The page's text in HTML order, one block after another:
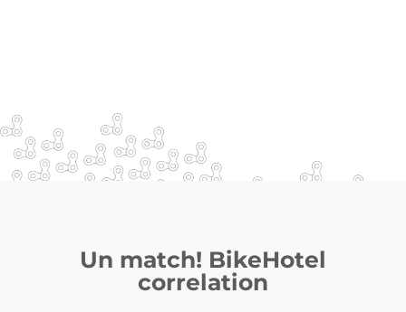
Un match! BikeHotel
correlation